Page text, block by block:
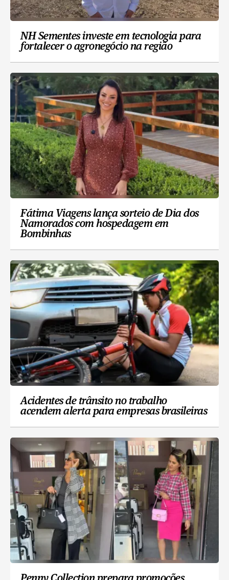
NH Sementes investe em tecnologia para
fortalecer o agronegócio na região
Fátima Viagens lança sorteio de Dia dos
Namorados com hospedagem em
Bombinhas
Acidentes de trânsito no trabalho
acendem alerta para empresas brasileiras